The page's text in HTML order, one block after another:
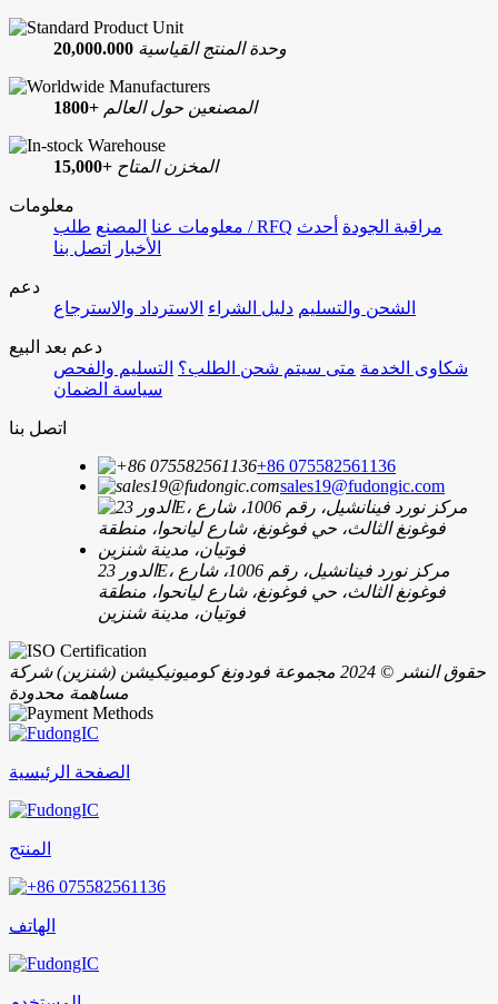
20,000.000 وحدة المنتج القياسية
1800+ المصنعين حول العالم
15,000+ المخزن المتاح
معلومات
معلومات عنا المصنع طلب / RFQ مراقبة الجودة أحدث
الأخبار
اتصل بنا
دعم
الشحن والتسليم دليل الشراء الاسترداد والاسترجاع
دعم بعد البيع
شكاوى الخدمة متى سيتم شحن الطلب؟ التسليم والفحص
سياسة الضمان
اتصل بنا
+86 075582561136
sales19@fudongic.com
الدور 23E، مركز نورد فينانشيل، رقم 1006، شارع
فوغونغ الثالث، حي فوغونغ، شارع ليانحوا، منطقة
فوتيان، مدينة شنزين
حقوق النشر © 2024 مجموعة فودونغ كوميونيكيشن (شنزين) شركة
مساهمة محدودة
الصفحة الرئيسية
المنتج
الهاتف